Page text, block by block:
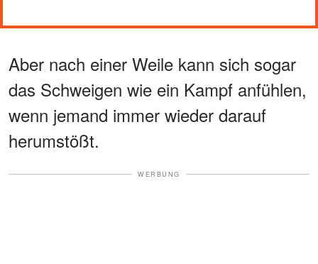
Aber nach einer Weile kann sich sogar
das Schweigen wie ein Kampf anfühlen,
wenn jemand immer wieder darauf
herumstößt.
WERBUNG